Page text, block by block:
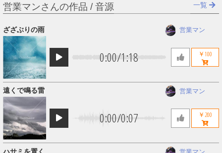
営業マンさんの作品 / 音源 一覧
0:00/1:18
ざざぶりの雨 営業マン
￥100
0:00/0:07
遠くで鳴る雷 営業マン
￥200
ハサミを置く